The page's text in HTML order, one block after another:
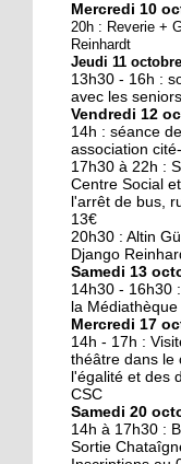
10 octobre
Nouveau
nouvelle
19 octobre
Face au
19 octobre
La
18 octobre
Quatre
chevet
18 octobre
Mercredi 10
20h : Reverie +
Reinhardt
Jeudi 11 octobre
13h30 - 16h :
avec les
Vendredi 12
14h : séance
association
17h30 à 22h :
Centre Social
l'arrêt de bus,
13€
20h30 : Altin
Django
Samedi 13
14h30 - 16h30
la
Mercredi 17
14h - 17h :
théâtre dans le
l'égalité et des
CSC
Samedi 20
14h à 17h30 :
Sortie